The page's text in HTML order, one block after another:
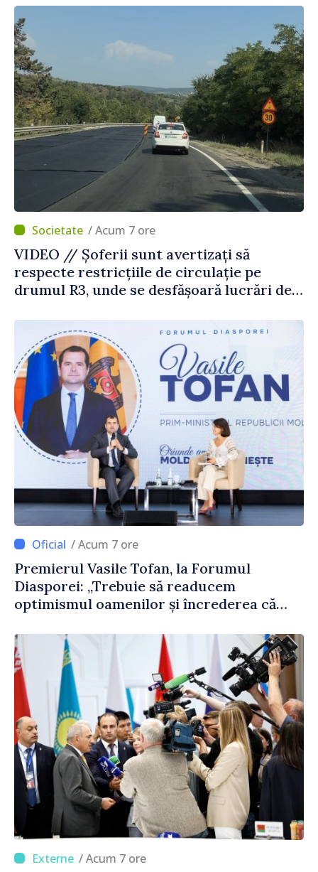
Străinătate
/ Acum 7 ore
VIDEO // Șoferii sunt avertizați să
respecte restricțiile de circulație pe
drumul R3, unde se desfășoară lucrări de
/ Acum 7 ore
Premierul Vasile Tofan, la Forumul
Diasporei: „Trebuie să readucem
optimismul oamenilor și încrederea că
corectă”
/ Acum 7 ore